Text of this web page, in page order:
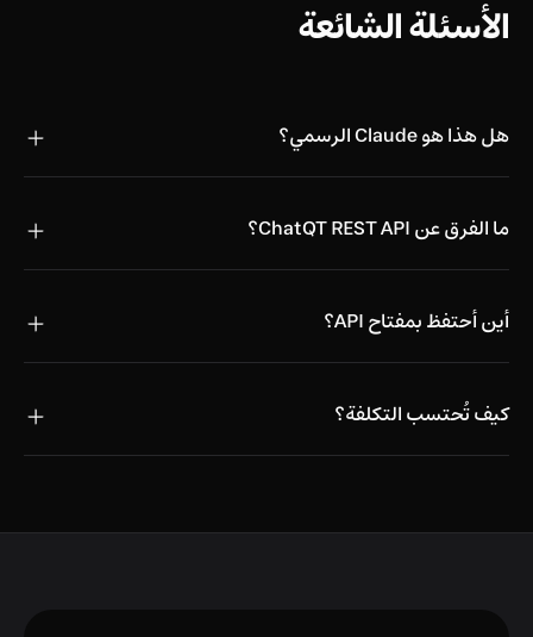
الأسئلة الشائعة
هل هذا هو Claude الرسمي؟
ما الفرق عن ChatQT REST API؟
أين أحتفظ بمفتاح API؟
كيف تُحتسب التكلفة؟